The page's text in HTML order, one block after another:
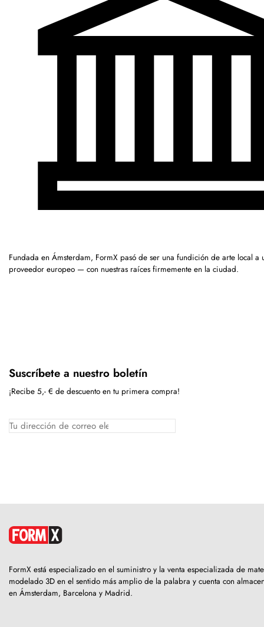
Fundada en Ámsterdam, FormX pasó de ser una fundición de arte local a
proveedor europeo — con nuestras raíces firmemente en la ciudad.
Suscríbete a nuestro boletín
¡Recibe 5,- € de descuento en tu primera compra!
FormX está especializado en el suministro y la venta especializada de
modelado 3D en el sentido más amplio de la palabra y cuenta con
en Ámsterdam, Barcelona y Madrid.